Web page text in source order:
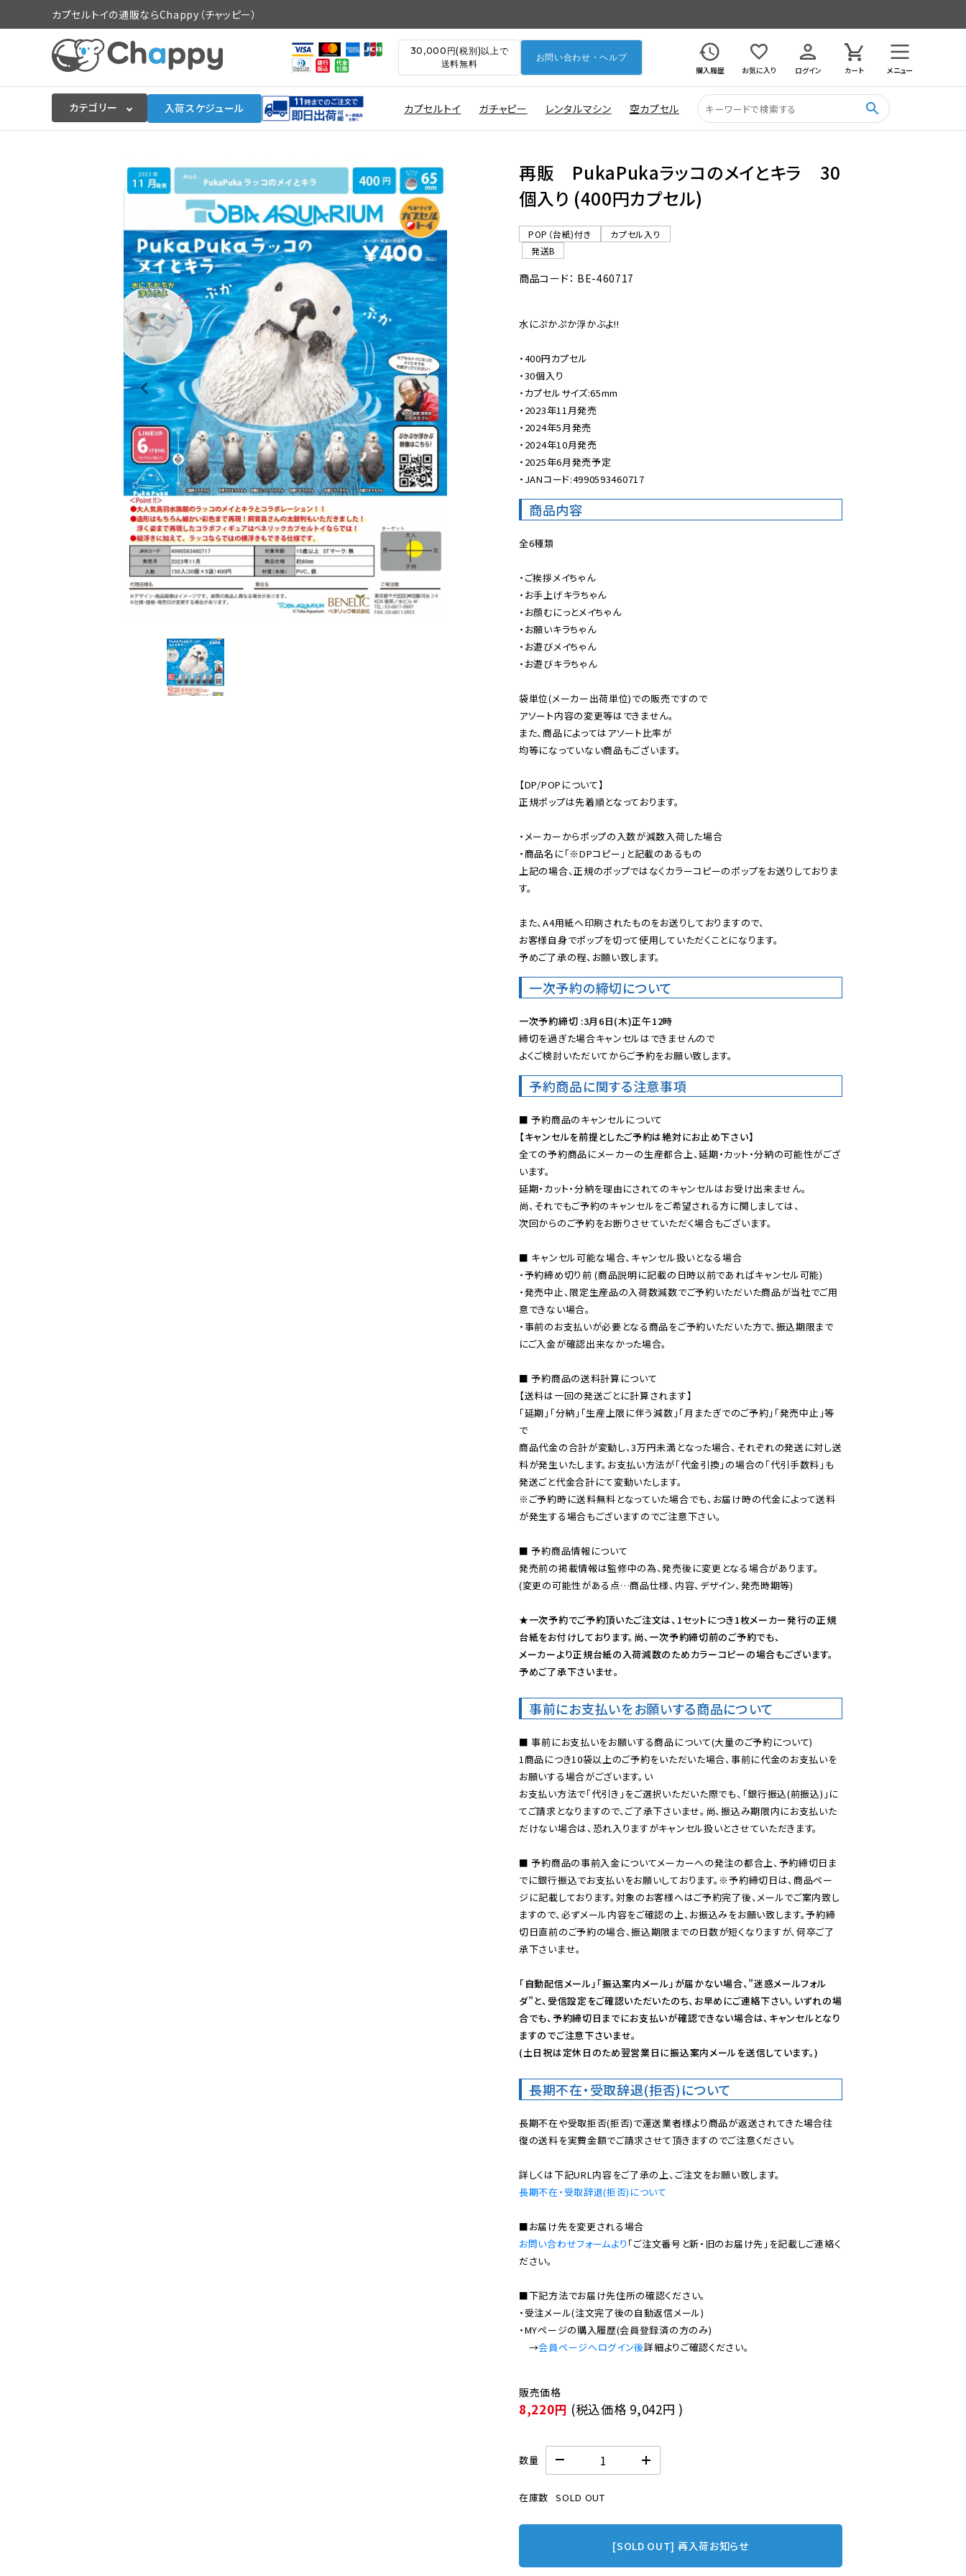
カプセルトイの通販ならChappy（チャッピー）
30,000円(税別)以上で
送料無料
お問い合わせ・ヘルプ
購入履歴
お気に入り ログイン カート メニュー
カテゴリー 入荷スケジュール カプセルトイ ガチャピー レンタルマシン 空カプセル search
入荷スケジュールをチェック
カプセルトイマシン本体
販促用空カプセル
景品・玩具・文具
販促用カプセルトイ
よくあるご質問
ご利用ガイド
06-6282-7659
再販 PukaPukaラッコのメイとキラ 30
個入り (400円カプセル)
POP（台紙)付き
カプセル入り
発送B
商品コード： BE-460717
水にぷかぷか浮かぶよ!!
・400円カプセル
・30個入り
・カプセルサイズ:65mm
・2023年11月発売
・2024年5月発売
・2024年10月発売
・2025年6月発売予定
・JANコード:4990593460717
商品内容
全6種類
・ご挨拶メイちゃん
・お手上げキラちゃん
・お顔むにっとメイちゃん
・お願いキラちゃん
・お遊びメイちゃん
・お遊びキラちゃん
袋単位(メーカー出荷単位)での販売ですので
アソート内容の変更等はできません。
また、商品によってはアソート比率が
均等になっていない商品もございます。
【DP/POPについて】
正規ポップは先着順となっております。
・メーカーからポップの入数が減数入荷した場合
・商品名に「※DPコピー」と記載のあるもの
上記の場合、正規のポップではなくカラーコピーのポップをお送りしておりま
す。
また、A4用紙へ印刷されたものをお送りしておりますので、
お客様自身でポップを切って使用していただくことになります。
予めご了承の程、お願い致します。
一次予約の締切について
一次予約締切 :3月6日(木)正午12時
締切を過ぎた場合キャンセルはできませんので
よくご検討いただいてからご予約をお願い致します。
予約商品に関する注意事項
【キャンセルを前提としたご予約は絶対にお止め下さい】
全ての予約商品にメーカーの生産都合上、延期・カット・分納の可能性がござ
います。
延期・カット・分納を理由にされてのキャンセルはお受け出来ません。
尚、それでもご予約のキャンセルをご希望される方に関しましては、
次回からのご予約をお断りさせていただく場合もございます。
■ キャンセル可能な場合、キャンセル扱いとなる場合
・予約締め切り前 (商品説明に記載の日時以前であればキャンセル可能)
・発売中止、限定生産品の入荷数減数でご予約いただいた商品が当社でご用
意できない場合。
・事前のお支払いが必要となる商品をご予約いただいた方で、振込期限まで
にご入金が確認出来なかった場合。
■ 予約商品の送料計算について
【送料は一回の発送ごとに計算されます】
「延期」「分納」「生産上限に伴う減数」「月またぎでのご予約」「発売中止」等
で
商品代金の合計が変動し、3万円未満となった場合、それぞれの発送に対し送
料が発生いたします。お支払い方法が「代金引換」の場合の「代引手数料」も
※ご予約時に送料無料となっていた場合でも、お届け時の代金によって送料
が発生する場合もございますのでご注意下さい。
■ 予約商品情報について
発売前の掲載情報は監修中の為、発売後に変更となる場合があります。
(変更の可能性がある点…商品仕様、内容、デザイン、発売時期等)
★一次予約でご予約頂いたご注文は、1セットにつき1枚メーカー発行の正規
台紙をお付けしております。尚、一次予約締切前のご予約でも、
メーカーより正規台紙の入荷減数のためカラーコピーの場合もございます。
予めご了承下さいませ。
事前にお支払いをお願いする商品について
■ 事前にお支払いをお願いする商品について(大量のご予約について)
1商品につき10袋以上のご予約をいただいた場合、事前に代金のお支払いを
お願いする場合がございます。い
お支払い方法で「代引き」をご選択いただいた際でも、「銀行振込(前振込)」に
てご請求となりますので、ご了承下さいませ。尚、振込み期限内にお支払いた
だけない場合は、恐れ入りますがキャンセル扱いとさせていただきます。
■ 予約商品の事前入金についてメーカーへの発注の都合上、予約締切日ま
でに銀行振込でお支払いをお願いしております。※予約締切日は、商品ペー
ジに記載しております。対象のお客様へはご予約完了後、メールでご案内致し
ますので、必ずメール内容をご確認の上、お振込みをお願い致します。予約締
切日直前のご予約の場合、振込期限までの日数が短くなりますが、何卒ご了
承下さいませ。
「自動配信メール」「振込案内メール」が届かない場合、”迷惑メールフォル
ダ”と、受信設定をご確認いただいたのち、お早めにご連絡下さい。いずれの場
合でも、予約締切日までにお支払いが確認できない場合は、キャンセルとなり
ますのでご注意下さいませ。
(土日祝は定休日のため翌営業日に振込案内メールを送信しています。)
長期不在・受取辞退(拒否)について
長期不在や受取拒否(拒否)で運送業者様より商品が返送されてきた場合往
復の送料を実費金額でご請求させて頂きますのでご注意ください。
長期不在・受取辞退(拒否)について
お問い合わせフォームより 「ご注文番号と新・旧のお届け先」を記載しご連絡く
ださい。
■下記方法でお届け先住所の確認ください。
・受注メール(注文完了後の自動返信メール)
・MYページの購入履歴(会員登録済の方のみ)
→会員ページへログイン後
8,220円 (税込価格 9,042円 )
数量
在庫数 SOLD OUT
[SOLD OUT] 再入荷お知らせ